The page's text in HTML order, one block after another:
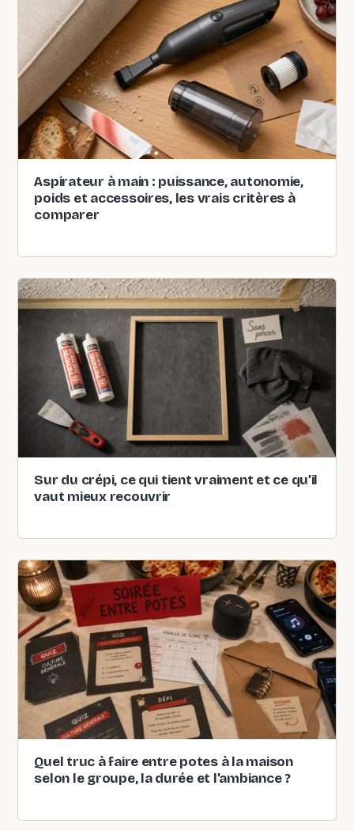
Aspirateur à main : puissance, autonomie,
poids et accessoires, les vrais critères à
comparer
Sur du crépi, ce qui tient vraiment et ce qu’il
vaut mieux recouvrir
Quel truc à faire entre potes à la maison
selon le groupe, la durée et l’ambiance ?